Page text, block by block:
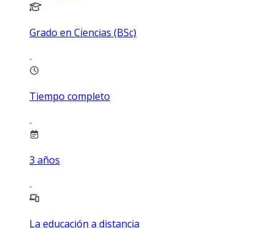
Grado en Ciencias (BSc)
Tiempo completo
3 años
La educación a distancia